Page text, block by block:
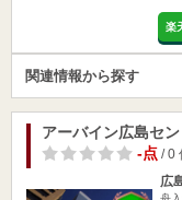
楽
関連情報から探す
アーバイン広島セ
-点/ 0
広